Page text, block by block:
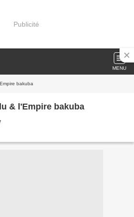
Publicité
MENU
bakuba
& l'Empire bakuba